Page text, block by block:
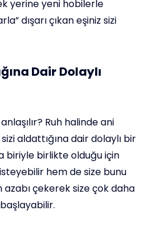
yerine yeni hobilerle
dışarı çıkan eşiniz sizi
Dair Dolaylı
Ruh halinde ani
aldattığına dair dolaylı bir
biriyle birlikte olduğu için
hem de size bunu
azabı çekerek size çok daha